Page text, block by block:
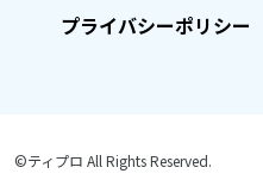
プライバシーポリシー
©ティプロ All Rights Reserved.